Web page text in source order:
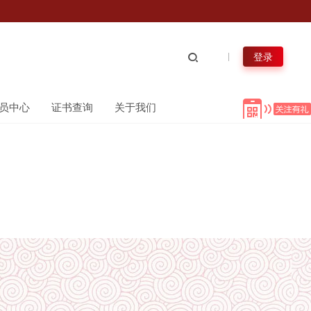
登录
中心 证书查询 关于我们